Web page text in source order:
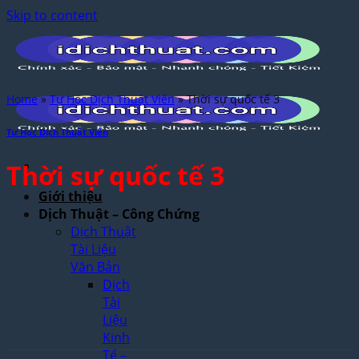
Skip to content
Giới thiệu
Dịch Thuật – Công Chứng
Dịch Thuật
Tài Liệu
Văn Bản
Dịch
Tài
Liệu
Kinh
Tế –
Home»Tự Học Dịch Thuật Viên»Thời sự quốc tế 3
Tự Học Dịch Thuật Viên
Thời sự quốc tế 3